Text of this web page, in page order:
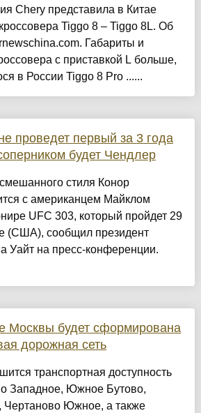
Chery представила в Китае
Tiggo 8 – Tiggo 8L. Об
Габариты и
с приставкой L больше,
в России Tiggo 8 Pro ......
проведет первый за 3 года
будет Чендлер
стиля Конор
с американцем Майклом
UFC 303, который пройдет 29
(США), сообщил президент
Уайт на пресс‑конференции.
Москвы будет сформирована
дорожная сеть
транспортная доступность
Западное, Южное Бутово,
Чертаново Южное, а также